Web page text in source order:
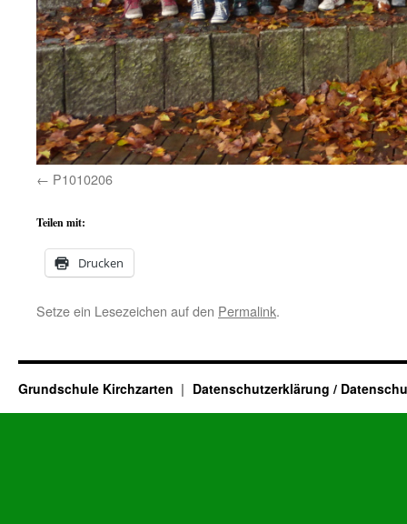
P1010206
Teilen mit:
Drucken
Setze ein Lesezeichen auf den Permalink.
Grundschule Kirchzarten Datenschutzerklärung /